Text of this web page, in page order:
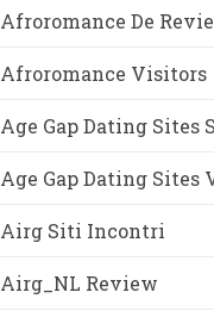
Afroromance De
Afroromance Visitors
Age Gap Dating Sites
Age Gap Dating Sites
Airg Siti Incontri
Airg_NL Review